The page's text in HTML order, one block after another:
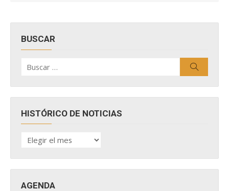
BUSCAR
por:
HISTÓRICO DE NOTICIAS
HISTÓRICO
DE
AGENDA